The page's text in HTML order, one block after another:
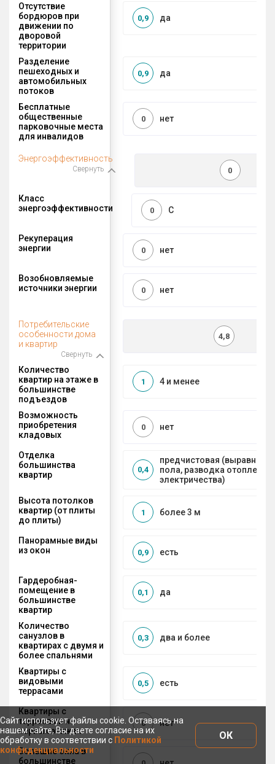
Отсутствие
бордюров при
движении по
дворовой
территории
да
0,9
Разделение
пешеходных и
автомобильных
потоков
да
0,9
Бесплатные
общественные
парковочные места
для инвалидов
нет
0
Энергоэффективность
Свернуть 0
Класс
энергоэффективности
C
0
Рекуперация
энергии
нет
0
Возобновляемые
источники энергии
нет
0
Потребительские
особенности дома
и квартир
Свернуть
4,8
Количество
квартир на этаже в
большинстве
подъездов
4 и менее
1
Возможность
приобретения
кладовых
нет
0
Отделка
большинства
квартир
предчистовая
пола, разводка отопления
электричества)
0,4
Высота потолков
квартир (от плиты
до плиты)
более 3 м
1
Панорамные виды
из окон
есть
0,9
Гардеробная-
помещение в
большинстве
квартир
да
0,1
Количество
санузлов в
квартирах с двумя и
более спальнями
два и более
0,3
Квартиры с
видовыми
террасами
есть
0,5
Квартиры с
террасами на
первых этажах
нет
0
Большие окна в
большинстве
Сайт использует файлы cookie. Оставаясь на
нашем сайте, Вы даете согласие на их
обработку в соответствии с Политикой
конфиденциальности
ОК